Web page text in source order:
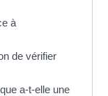
à
de vérifier
a-t-elle une